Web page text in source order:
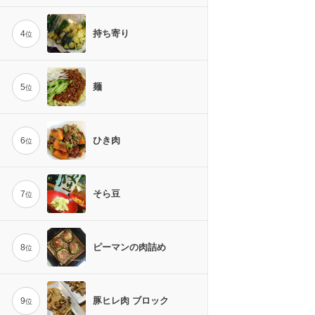
4位 持ち寄り
5位 麺
6位 ひき肉
7位 そら豆
8位 ピーマンの肉詰め
9位 豚ヒレ肉 ブロック